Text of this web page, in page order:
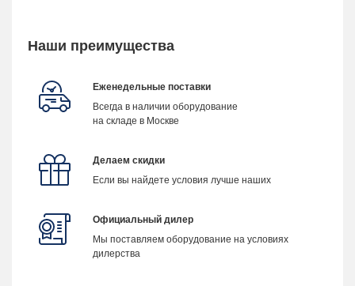
Наши преимущества
Еженедельные поставки
Всегда в наличии оборудование
на складе в Москве
Делаем скидки
Если вы найдете условия лучше наших
Официальный дилер
Мы поставляем оборудование на условиях
дилерства